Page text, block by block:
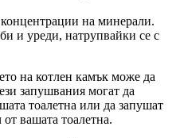
на минерали.
и уреди, натрупвайки се с
на котлен камък може да
запушвания могат да
тоалетна или да запушат
вашата тоалетна.